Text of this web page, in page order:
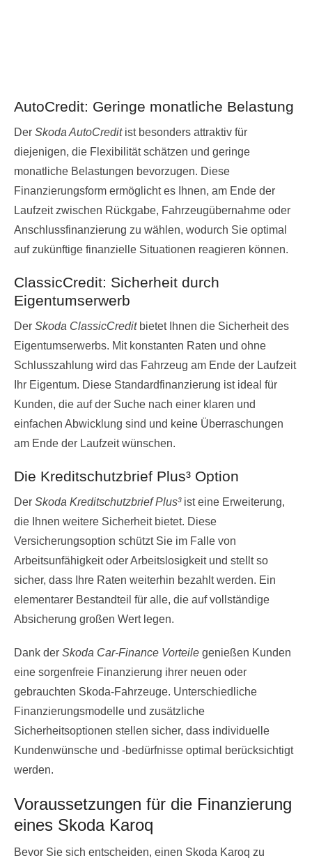
AutoCredit: Geringe monatliche Belastung
Der Skoda AutoCreditist besonders attraktiv für
diejenigen, die Flexibilität schätzen und geringe
monatliche Belastungen bevorzugen. Diese
Finanzierungsform ermöglicht es Ihnen, am Ende der
Laufzeit zwischen Rückgabe, Fahrzeugübernahme oder
Anschlussfinanzierung zu wählen, wodurch Sie optimal
auf zukünftige finanzielle Situationen reagieren können.
ClassicCredit: Sicherheit durch
Eigentumserwerb
Der Skoda ClassicCreditbietet Ihnen die Sicherheit des
Eigentumserwerbs. Mit konstanten Raten und ohne
Schlusszahlung wird das Fahrzeug am Ende der Laufzeit
Ihr Eigentum. Diese Standardfinanzierung ist ideal für
Kunden, die auf der Suche nach einer klaren und
einfachen Abwicklung sind und keine Überraschungen
am Ende der Laufzeit wünschen.
Die Kreditschutzbrief Plus³ Option
Der Skoda Kreditschutzbrief Plus³ist eine Erweiterung,
die Ihnen weitere Sicherheit bietet. Diese
Versicherungsoption schützt Sie im Falle von
Arbeitsunfähigkeit oder Arbeitslosigkeit und stellt so
sicher, dass Ihre Raten weiterhin bezahlt werden. Ein
elementarer Bestandteil für alle, die auf vollständige
Absicherung großen Wert legen.
Dank der Skoda Car-Finance Vorteile genießen Kunden
eine sorgenfreie Finanzierung ihrer neuen oder
gebrauchten Skoda-Fahrzeuge. Unterschiedliche
Finanzierungsmodelle und zusätzliche
Sicherheitsoptionen stellen sicher, dass individuelle
Kundenwünsche und -bedürfnisse optimal berücksichtigt
werden.
Voraussetzungen für die Finanzierung
eines Skoda Karoq
Bevor Sie sich entscheiden, einen Skoda Karoq zu